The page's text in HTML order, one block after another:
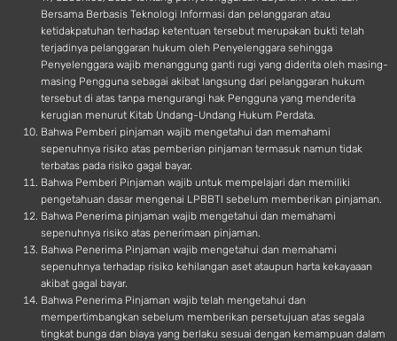
Bersama Berbasis Teknologi Informasi dan pelanggaran atau
ketidakpatuhan terhadap ketentuan tersebut merupakan bukti telah
terjadinya pelanggaran hukum oleh Penyelenggara sehingga
Penyelenggara wajib menanggung ganti rugi yang diderita oleh masing-
masing Pengguna sebagai akibat langsung dari pelanggaran hukum
tersebut di atas tanpa mengurangi hak Pengguna yang menderita
kerugian menurut Kitab Undang-Undang Hukum Perdata.
Bahwa Pemberi pinjaman wajib mengetahui dan memahami
sepenuhnya risiko atas pemberian pinjaman termasuk namun tidak
terbatas pada risiko gagal bayar.
Bahwa Pemberi Pinjaman wajib untuk mempelajari dan memiliki
pengetahuan dasar mengenai LPBBTI sebelum memberikan pinjaman.
Bahwa Penerima pinjaman wajib mengetahui dan memahami
sepenuhnya risiko atas penerimaan pinjaman.
Bahwa Penerima Pinjaman wajib mengetahui dan memahami
sepenuhnya terhadap risiko kehilangan aset ataupun harta kekayaaan
akibat gagal bayar.
Bahwa Penerima Pinjaman wajib telah mengetahui dan
mempertimbangkan sebelum memberikan persetujuan atas segala
tingkat bunga dan biaya yang berlaku sesuai dengan kemampuan dalam